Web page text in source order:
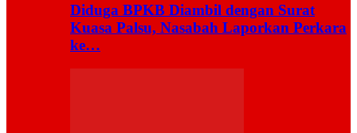
Diduga BPKB Diambil dengan Surat
Kuasa Palsu, Nasabah Laporkan Perkara
ke…